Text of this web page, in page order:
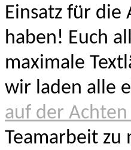
Einsatz für
haben! Euch
maximale
wir laden alle
auf der
Teamarbeit zu